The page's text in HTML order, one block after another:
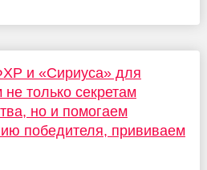
и «Сириуса» для
только секретам
но и помогаем
победителя, прививаем